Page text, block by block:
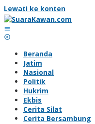
Lewati ke konten
Beranda
Jatim
Nasional
Politik
Hukrim
Ekbis
Cerita Silat
Cerita Bersambung